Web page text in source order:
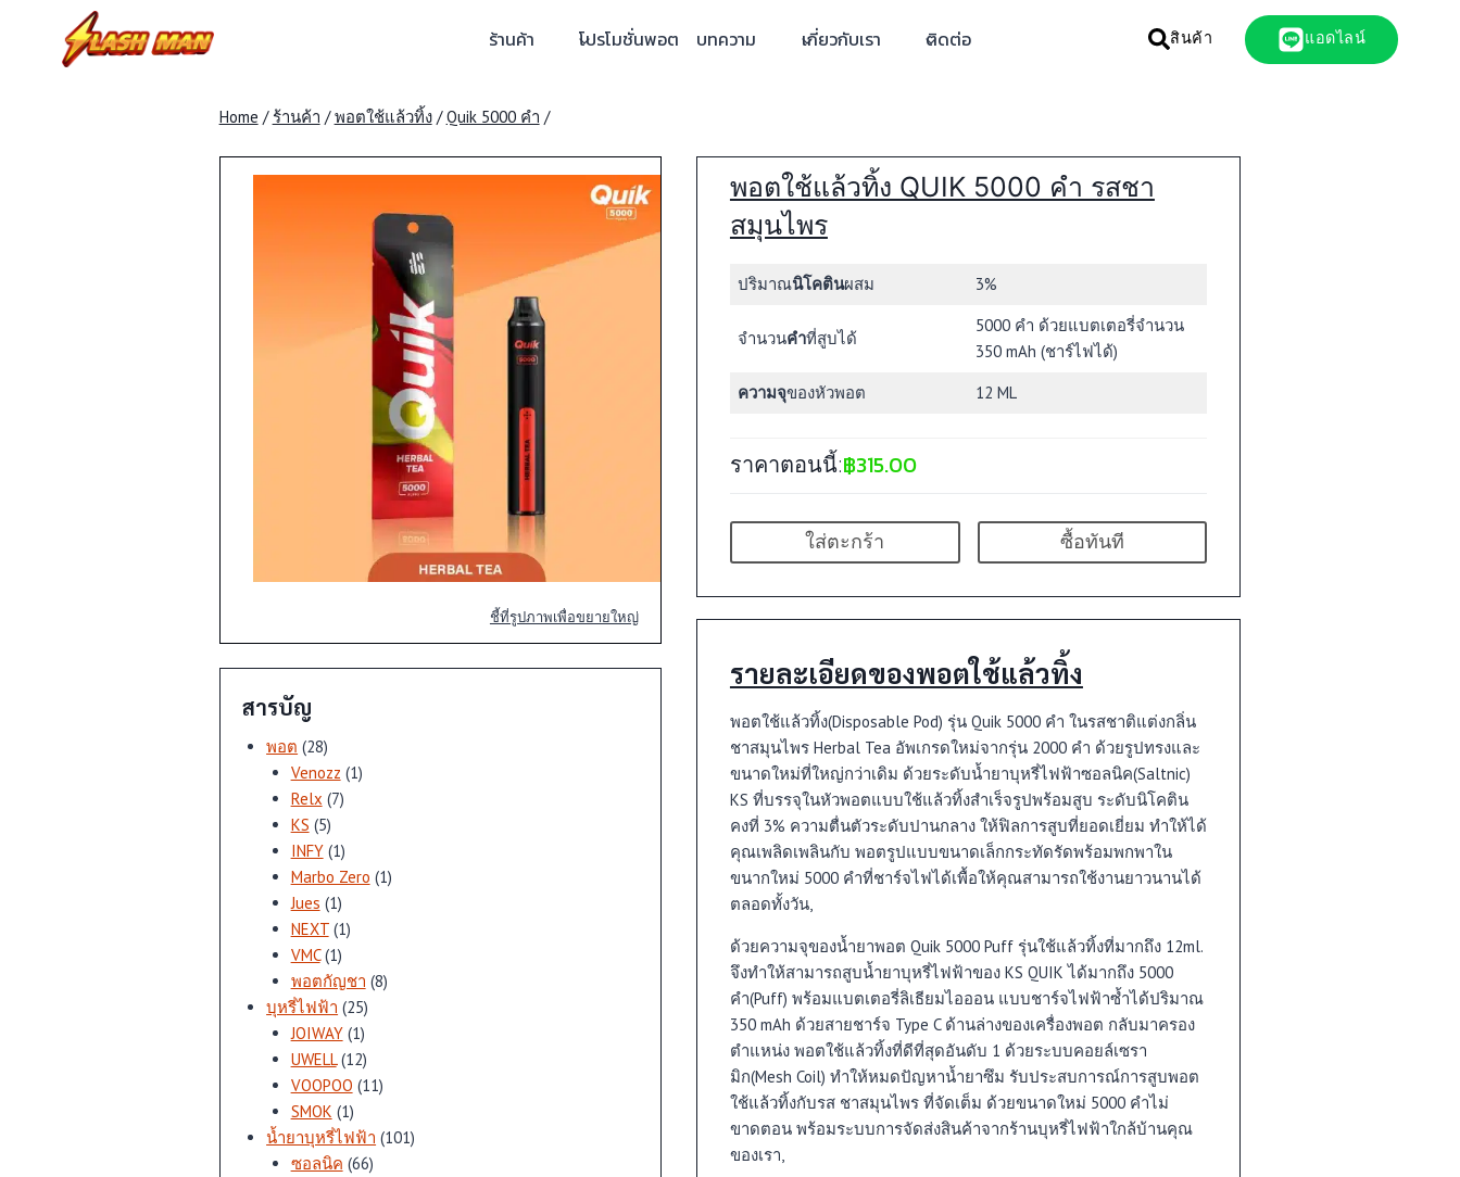
ร้านค้า โปรโมชั่นพอต บทความ เกี่ยวกับเรา ติดต่อ สินค้า แอดไลน์
Home / ร้านค้า / พอตใช้แล้วทิ้ง / Quik 5000 คำ /
ชี้ที่รูปภาพเพื่อขยายใหญ่
สารบัญ
พอต 2828
สินค้า
Venozz 11
Relx 77
KS 55
สินค้า
INFY 11
สินค้า
Marbo Zero 11
Jues 11
สินค้า
NEXT 11
VMC 11
สินค้า
พอตกัญชา 88
บุหรี่ไฟฟ้า 2525
สินค้า
JOIWAY 11
สินค้า
UWELL 1212
สินค้า
VOOPOO 1111
SMOK 11
สินค้า
น้ำยาบุหรี่ไฟฟ้า 101101
ซอลนิค 6666
พอตใช้แล้วทิ้ง QUIK 5000 คำ รสชา
สมุนไพร
ปริมาณนิโคตินผสม 3%
จำนวนคำที่สูบได้
5000 คำ ด้วยแบตเตอรี่จำนวน
350 mAh (ชาร์ไฟได้)
ความจุของหัวพอต 12 ML
ราคาตอนนี้:฿315.00
ใส่ตะกร้า ซื้อทันที
รายละเอียดของพอตใช้แล้วทิ้ง
พอตใช้แล้วทิ้ง(Disposable Pod) รุ่น Quik 5000 คำ ในรสชาติแต่งกลิ่น
ชาสมุนไพร Herbal Tea อัพเกรดใหม่จากรุ่น 2000 คำ ด้วยรูปทรงและ
ขนาดใหม่ที่ใหญ่กว่าเดิม ด้วยระดับน้ำยาบุหรี่ไฟฟ้าซอลนิค(Saltnic)
KS ที่บรรจุในหัวพอตแบบใช้แล้วทิ้งสำเร็จรูปพร้อมสูบ ระดับนิโคติน
คงที่ 3% ความตื่นตัวระดับปานกลาง ให้ฟิลการสูบที่ยอดเยี่ยม ทำให้ได้
คุณเพลิดเพลินกับ พอตรูปแบบขนาดเล็กกระทัดรัดพร้อมพกพาใน
ขนากใหม่ 5000 คำที่ชาร์จไฟได้เพื้อให้คุณสามารถใช้งานยาวนานได้
ตลอดทั้งวัน,
ด้วยความจุของน้ำยาพอต Quik 5000 Puff รุ่นใช้แล้วทิ้งที่มากถึง 12ml.
จึงทำให้สามารถสูบน้ำยาบุหรี่ไฟฟ้าของ KS QUIK ได้มากถึง 5000
คำ(Puff) พร้อมแบตเตอรี่ลิเธียมไอออน แบบชาร์จไฟฟ้าซ้ำได้ปริมาณ
350 mAh ด้วยสายชาร์จ Type C ด้านล่างของเครื่องพอต กลับมาครอง
ตำแหน่ง พอตใช้แล้วทิ้งที่ดีที่สุดอันดับ 1 ด้วยระบบคอยล์เซรา
มิก(Mesh Coil) ทำให้หมดปัญหาน้ำยาซึม รับประสบการณ์การสูบพอต
ใช้แล้วทิ้งกับรส ชาสมุนไพร ที่จัดเต็ม ด้วยขนาดใหม่ 5000 คำไม่
ขาดตอน พร้อมระบบการจัดส่งสินค้าจากร้านบุหรี่ไฟฟ้าใกล้บ้านคุณ
ของเรา,